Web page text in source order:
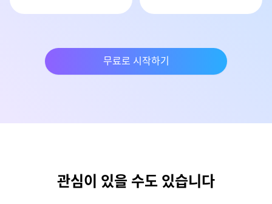
무료로 시작하기
관심이 있을 수도 있습니다